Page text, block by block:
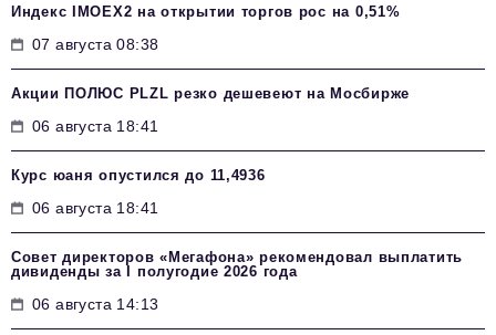
Индекс IMOEX2 на открытии торгов рос на 0,51%
07 августа 08:38
Акции ПОЛЮС PLZL резко дешевеют на Мосбирже
06 августа 18:41
Курс юаня опустился до 11,4936
06 августа 18:41
Совет директоров «Мегафона» рекомендовал выплатить
дивиденды за I полугодие 2026 года
06 августа 14:13